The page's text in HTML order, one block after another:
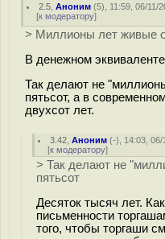
2.5 ,Аноним (5), 11:59, 06/11/
[к модератору]
> Миллионы лет живые
В денежном
Так делают не
пятьсот, а в
двухсот лет.
3.42 ,Аноним (-), 14:03, 06/
[к модератору]
> Так делают не
пятьсот
Десяток тысяч лет.
письменности
того, чтобы торгаши